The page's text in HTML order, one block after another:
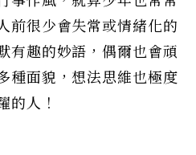
前很少會失常或情緒化的
有趣的妙語，偶爾也會頑
種面貌，想法思維也極度
的人！